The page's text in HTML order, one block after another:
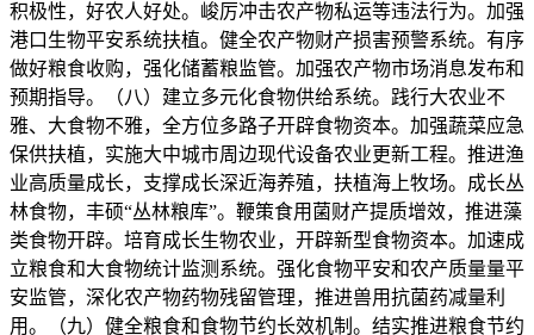
积极性，好农人好处。峻厉冲击农产物私运等违法行为。加强
港口生物平安系统扶植。健全农产物财产损害预警系统。有序
做好粮食收购，强化储蓄粮监管。加强农产物市场消息发布和
预期指导。（八）建立多元化食物供给系统。践行大农业不
雅、大食物不雅，全方位多路子开辟食物资本。加强蔬菜应急
保供扶植，实施大中城市周边现代设备农业更新工程。推进渔
业高质量成长，支撑成长深近海养殖，扶植海上牧场。成长丛
林食物，丰硕“丛林粮库”。鞭策食用菌财产提质增效，推进藻
类食物开辟。培育成长生物农业，开辟新型食物资本。加速成
立粮食和大食物统计监测系统。强化食物平安和农产质量量平
安监管，深化农产物药物残留管理，推进兽用抗菌药减量利
用。（九）健全粮食和食物节约长效机制。结实推进粮食节约